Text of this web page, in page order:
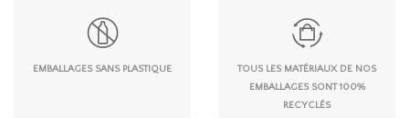
EMBALLAGES SANS PLASTIQUE
TOUS LES MATÉRIAUX DE NOS
EMBALLAGES SONT 100%
RECYCLÉS